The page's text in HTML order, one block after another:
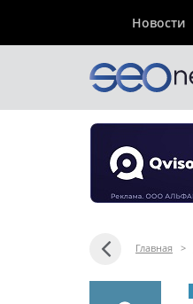
Новости
Главная >